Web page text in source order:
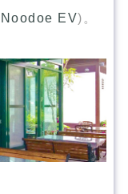
Noodoe EV)。